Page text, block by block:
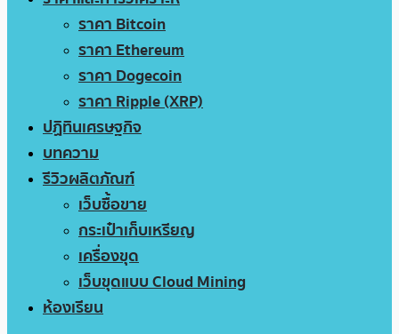
ราคา Bitcoin
ราคา Ethereum
ราคา Dogecoin
ราคา Ripple (XRP)
ปฏิทินเศรษฐกิจ
บทความ
รีวิวผลิตภัณฑ์
เว็บซื้อขาย
กระเป๋าเก็บเหรียญ
เครื่องขุด
เว็บขุดแบบ Cloud Mining
ห้องเรียน